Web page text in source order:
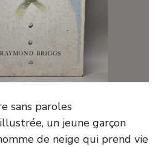
sans paroles
un jeune garçon
de neige qui prend vie